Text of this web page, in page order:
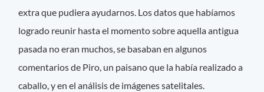
extra que pudiera ayudarnos. Los datos que habíamos
logrado reunir hasta el momento sobre aquella antigua
pasada no eran muchos, se basaban en algunos
comentarios de Piro, un paisano que la había realizado a
caballo, y en el análisis de imágenes satelitales.